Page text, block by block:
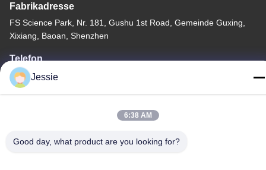
Fabrikadresse
FS Science Park, Nr. 181, Gushu 1st Road, Gemeinde Guxing,
Xixiang, Baoan, Shenzhen
Telefon
86-0755-22300563
Gute Qualität Chinas geführtes Streifenaluminiumprofil Lieferant.
Jessie
6:38 AM
Good day, what product are you looking for?